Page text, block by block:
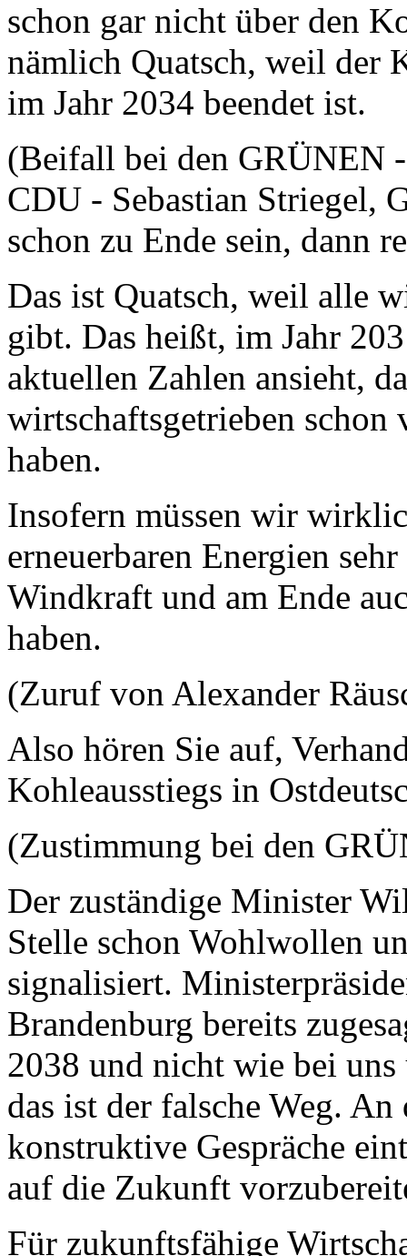
schon gar nicht über den
nämlich Quatsch, weil der
im Jahr 2034 beendet ist.
(Beifall bei den GRÜNEN
CDU - Sebastian Striegel,
schon zu Ende sein, dann
Das ist Quatsch, weil alle
gibt. Das heißt, im Jahr
aktuellen Zahlen ansieht,
wirtschaftsgetrieben schon
haben.
Insofern müssen wir
erneuerbaren Energien
Windkraft und am Ende
haben.
(Zuruf von Alexander
Also hören Sie auf,
Kohleausstiegs in
(Zustimmung bei den
Der zuständige Minister
Stelle schon Wohlwollen
signalisiert.
Brandenburg bereits
2038 und nicht wie bei
das ist der falsche Weg.
konstruktive Gespräche
auf die Zukunft
Für zukunftsfähige